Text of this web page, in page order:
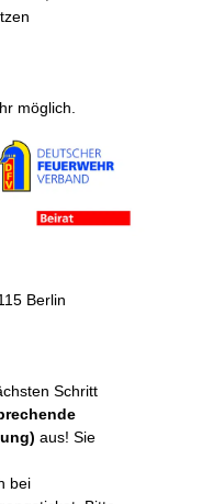
möglich.
Berlin
Schritt
aus! Sie
bei